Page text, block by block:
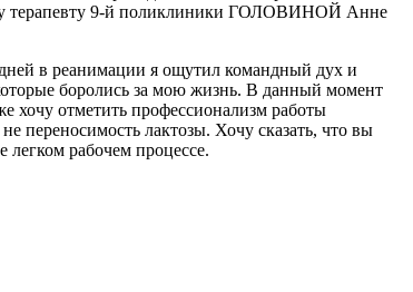
терапевту 9-й поликлиники ГОЛОВИНОЙ Анне
в реанимации я ощутил командный дух и
боролись за мою жизнь. В данный момент
хочу отметить профессионализм работы
переносимость лактозы. Хочу сказать, что вы
легком рабочем процессе.